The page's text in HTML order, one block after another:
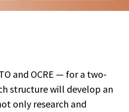
and OCRE — for a two-
structure will develop an
only research and